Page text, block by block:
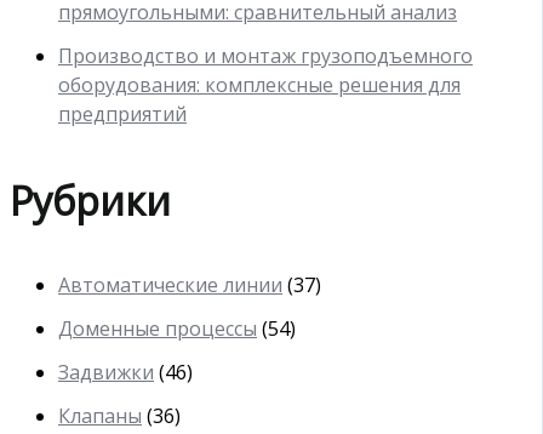
прямоугольными: сравнительный анализ
Производство и монтаж грузоподъемного
оборудования: комплексные решения для
предприятий
Рубрики
Автоматические линии (37)
Доменные процессы (54)
Задвижки (46)
Клапаны (36)